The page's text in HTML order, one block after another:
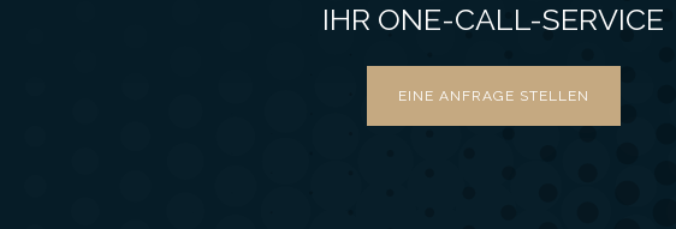
IHR ONE-CALL-SERVICE
EINE ANFRAGE STELLEN